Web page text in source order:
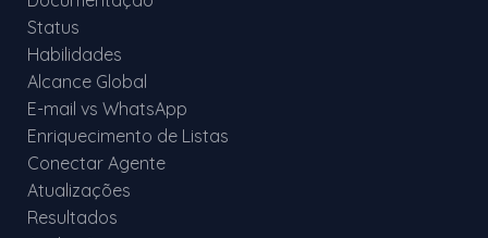
Status
Habilidades
Alcance Global
E-mail vs WhatsApp
Enriquecimento de Listas
Conectar Agente
Atualizações
Resultados